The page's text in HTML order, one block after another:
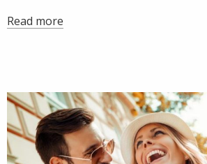
Read more